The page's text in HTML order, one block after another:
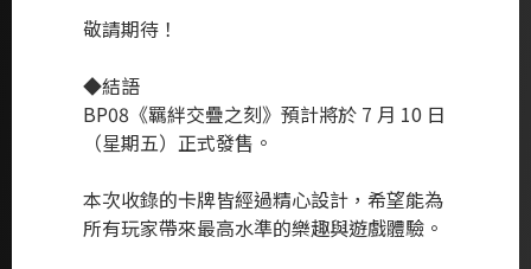
敬請期待！
◆結語
BP08《羈絆交疊之刻》預計將於 7 月 10 日
（星期五）正式發售。
本次收錄的卡牌皆經過精心設計，希望能為
所有玩家帶來最高水準的樂趣與遊戲體驗。